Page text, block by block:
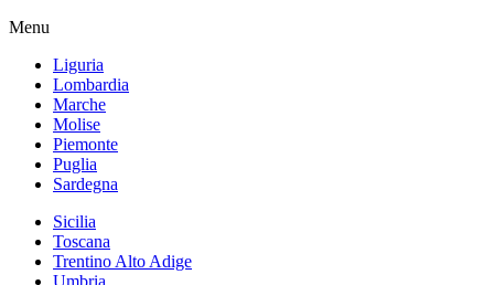
Menu
Liguria
Lombardia
Marche
Molise
Piemonte
Puglia
Sardegna
Sicilia
Toscana
Trentino Alto Adige
Umbria